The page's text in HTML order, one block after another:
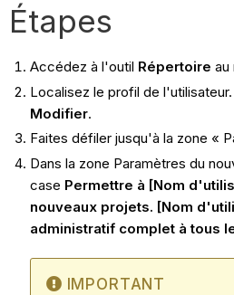
Étapes
Accédez à l'outil Répertoire au
Localisez le profil de
Modifier.
Faites défiler jusqu'à la zone «
Dans la zone Paramètres du
case Permettre à [Nom
nouveaux projets. [Nom
administratif complet à tous
IMPORTANT